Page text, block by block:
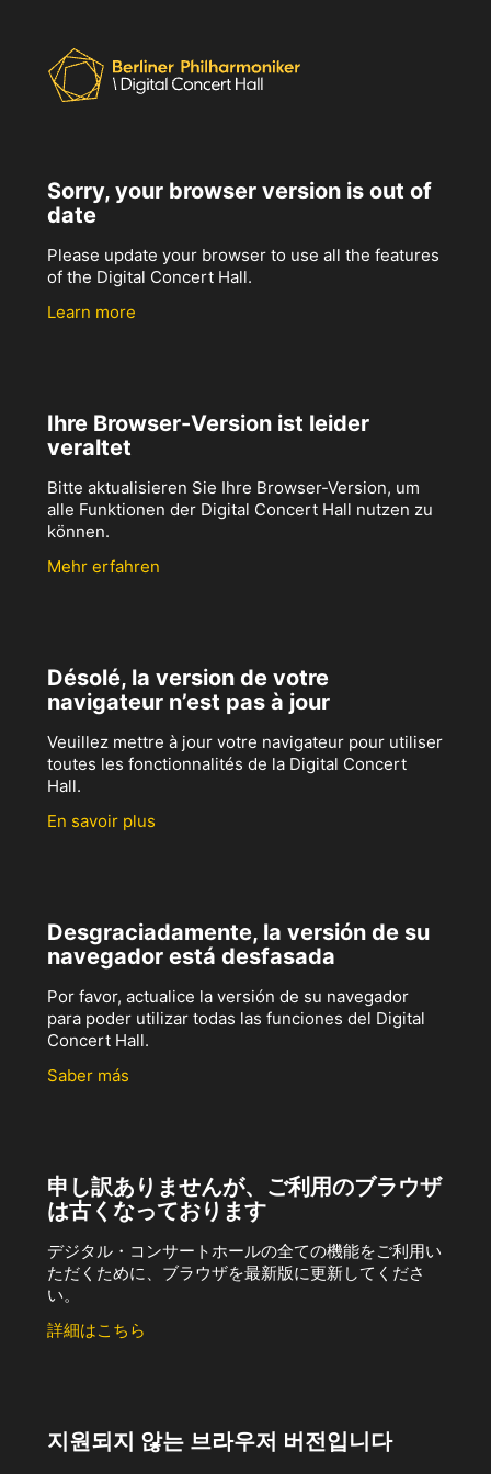
Sorry, your browser version is out of
date
Please update your browser to use all the features
of the Digital Concert Hall.
Learn more
Ihre Browser-Version ist leider
veraltet
Bitte aktualisieren Sie Ihre Browser-Version, um
alle Funktionen der Digital Concert Hall nutzen zu
können.
Mehr erfahren
Désolé, la version de votre
navigateur n’est pas à jour
Veuillez mettre à jour votre navigateur pour utiliser
toutes les fonctionnalités de la Digital Concert
Hall.
En savoir plus
Desgraciadamente, la versión de su
navegador está desfasada
Por favor, actualice la versión de su navegador
para poder utilizar todas las funciones del Digital
Concert Hall.
Saber más
申し訳ありませんが、ご利用のブラウザ
は古くなっております
デジタル・コンサートホールの全ての機能をご利用い
ただくために、ブラウザを最新版に更新してくださ
い。
詳細はこちら
지원되지 않는 브라우저 버전입니다